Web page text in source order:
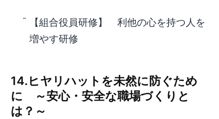
【組合役員研修】 利他の心を持つ人を
増やす研修
14.ヒヤリハットを未然に防ぐため
に ～安心・安全な職場づくりと
は？～